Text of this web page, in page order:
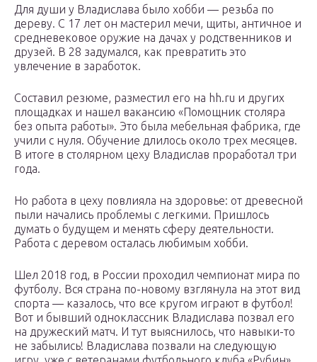
Для души у Владислава было хобби — резьба по
дереву. С 17 лет он мастерил мечи, щиты, античное и
средневековое оружие на дачах у родственников и
друзей. В 28 задумался, как превратить это
увлечение в заработок.
Cоставил резюме, разместил его на hh.ru и других
площадках и нашел вакансию «Помощник столяра
без опыта работы». Это была мебельная фабрика, где
учили с нуля. Обучение длилось около трех месяцев.
В итоге в столярном цеху Владислав проработал три
года.
Но работа в цеху повлияла на здоровье: от древесной
пыли начались проблемы с легкими. Пришлось
думать о будущем и менять сферу деятельности.
Работа с деревом осталась любимым хобби.
Шел 2018 год, в России проходил чемпионат мира по
футболу. Вся страна по-новому взглянула на этот вид
спорта — казалось, что все кругом играют в футбол!
Вот и бывший одноклассник Владислава позвал его
на дружеский матч. И тут выяснилось, что навыки-то
не забылись! Владислава позвали на следующую